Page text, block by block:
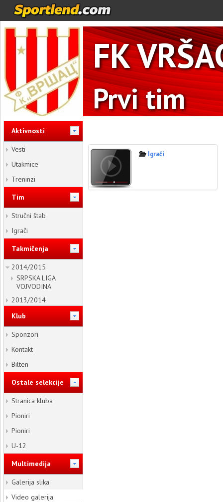
FK
Prvi tim
Aktivnosti
Vesti
Utakmice
Treninzi
Tim
Stručni štab
Igrači
Takmičenja
2014/2015
SRPSKA LIGA
VOJVODINA
2013/2014
Klub
Sponzori
Kontakt
Bilten
Ostale selekcije
Stranica kluba
Pioniri
Pioniri
U-12
Multimedija
Galerija slika
Video galerija
Igrači